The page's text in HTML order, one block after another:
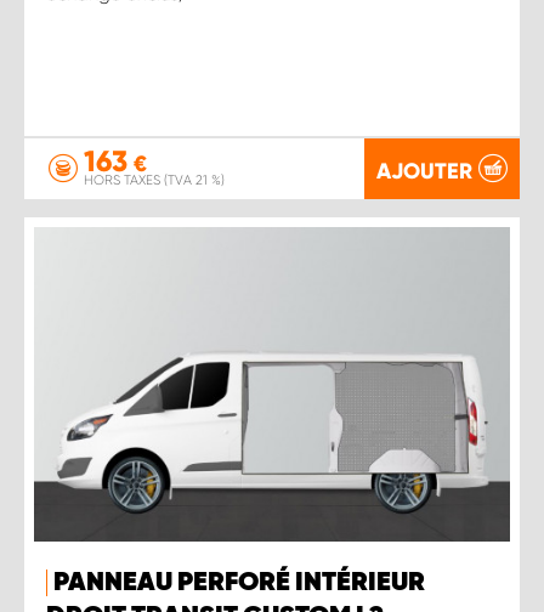
163 €
HORS TAXES (TVA 21 %) AJOUTER
PANNEAU PERFORÉ INTÉRIEUR